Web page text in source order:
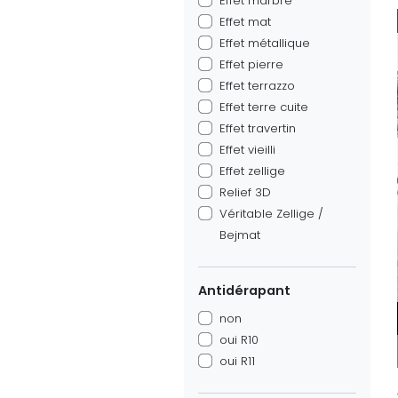
Effet mat
Effet métallique
Effet pierre
Effet terrazzo
Effet terre cuite
Effet travertin
Effet vieilli
Effet zellige
Relief 3D
Véritable Zellige /
Bejmat
Antidérapant
non
oui R10
oui R11